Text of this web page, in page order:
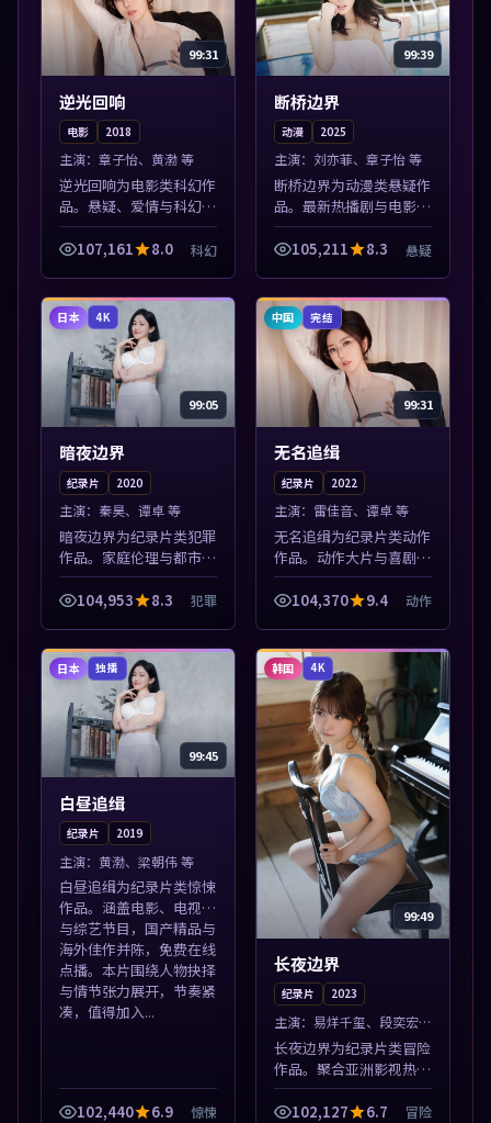
99:31
逆光回响
电影 2018
主演： 章子怡、黄渤 等
逆光回响为电影类科幻作
品。悬疑、爱情与科幻类
型齐全，热播榜单实时刷
新，沉浸式观影体验。本
加入片单。
107,161 8.0 科幻
99:39
断桥边界
动漫 2025
主演： 刘亦菲、章子怡 等
断桥边界为动漫类悬疑作
品。最新热播剧与电影片
单推荐，高清画质流畅播
放，每日更新不错过精彩
凑，值得加入...
105,211 8.3 悬疑
日本 4K
99:05
暗夜边界
纪录片 2020
主演： 秦昊、谭卓 等
暗夜边界为纪录片类犯罪
作品。家庭伦理与都市励
志题材丰富，高清免费在
线播放，适合全年龄段观
凑，值得加入片...
104,953 8.3 犯罪
中国 完结
99:31
无名追缉
纪录片 2022
主演： 雷佳音、谭卓 等
无名追缉为纪录片类动作
作品。动作大片与喜剧短
片搭配推荐，亚洲影视高
清站，流畅不卡顿。本片
入片单。
104,370 9.4 动作
日本 独播
99:45
白昼追缉
纪录片 2019
主演： 黄渤、梁朝伟 等
白昼追缉为纪录片类惊悚
作品。涵盖电影、电视剧
与综艺节目，国产精品与
海外佳作并陈，免费在线
点播。本片围绕人物抉择
与情节张力展开，节奏紧
凑，值得加入...
102,440 6.9 惊悚
韩国 4K
99:49
长夜边界
纪录片 2023
主演： 易烊千玺、段奕宏
等
长夜边界为纪录片类冒险
作品。聚合亚洲影视热播
内容，高清免费在线观
看，适合手机与电脑一站
102,127 6.7 冒险